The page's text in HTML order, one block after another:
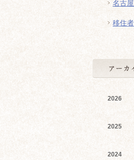
名古
移住
2026
2025
2024